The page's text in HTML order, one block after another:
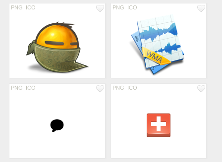
PNG ICO PNG ICO
PNG ICO PNG ICO